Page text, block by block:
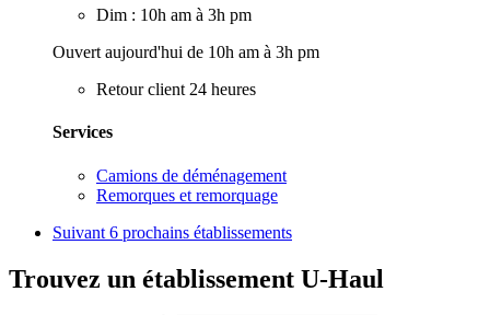
Dim : 10h am à 3h pm
Ouvert aujourd'hui de 10h am à 3h pm
Retour client 24 heures
Services
Camions de déménagement
Remorques et remorquage
Suivant 6 prochains établissements
Trouvez un établissement U-Haul